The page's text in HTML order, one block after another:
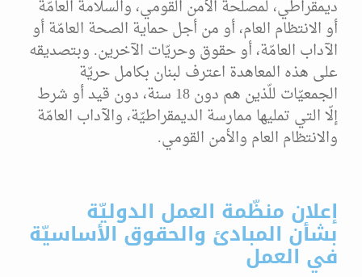
ديمقراطي، لمصلحة الأمن القومي، والسلامة العامّة
أو الانتظام العام، أو من أجل حماية الصحة العامّة أو
الآداب العامّة، أو حقوق وحريّات الآخرين. وبتصديقه
على هذه المعاهدة اعترف لبنان بكامل حريّة
الجمعيّات للّذين هم دون 18 سنة، دون قيد أو شرط
إلّا التي تمليها ممارسة الديمقراطيّة، والآداب العامّة
والانتظام العام والأمن القومي.
إعلان منظّمة العمل الدوليّة
بشأن المبادئ والحقوق الأساسيّة
في العمل